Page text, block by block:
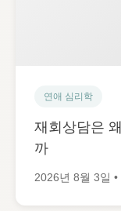
연애 심리학
재회상담은
까
2026년 8월 3일 •